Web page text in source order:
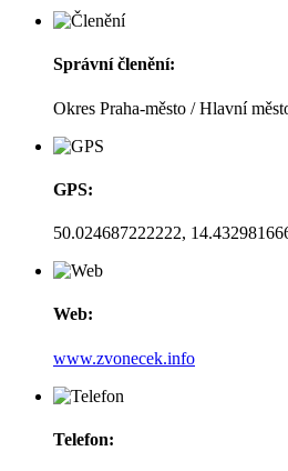
Správní členění:
Okres Praha-město / Hlavní
GPS:
50.024687222222,
Web:
www.zvonecek.info
Telefon: